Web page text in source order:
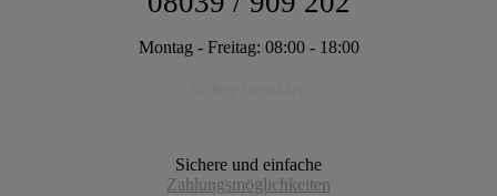
Montag - Freitag: 08:00 - 18:00
Sichere und einfache
Zahlungsmöglichkeiten